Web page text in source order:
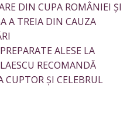
DIN CUPA ROMÂNIEI ȘI
A TREIA DIN CAUZA
ALESE LA
RECOMANDĂ
ȘI CELEBRUL